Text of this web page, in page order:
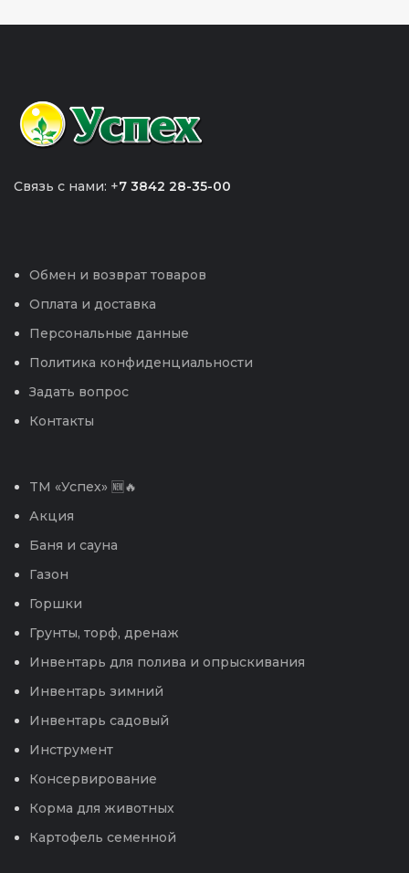
Связь с нами: +7 3842 28-35-00
Обмен и возврат товаров
Оплата и доставка
Персональные данные
Политика конфиденциальности
Задать вопрос
Контакты
TM «Успех» 🆕🔥
Акция
Баня и сауна
Газон
Горшки
Грунты, торф, дренаж
Инвентарь для полива и опрыскивания
Инвентарь зимний
Инвентарь садовый
Инструмент
Консервирование
Корма для животных
Картофель семенной